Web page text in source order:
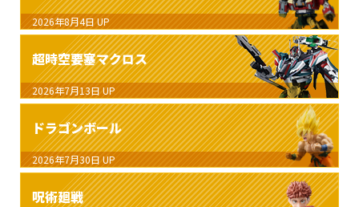
2026年8月4日 UP
超時空要塞マクロス
2026年7月13日 UP
ドラゴンボール
2026年7月30日 UP
呪術廻戦